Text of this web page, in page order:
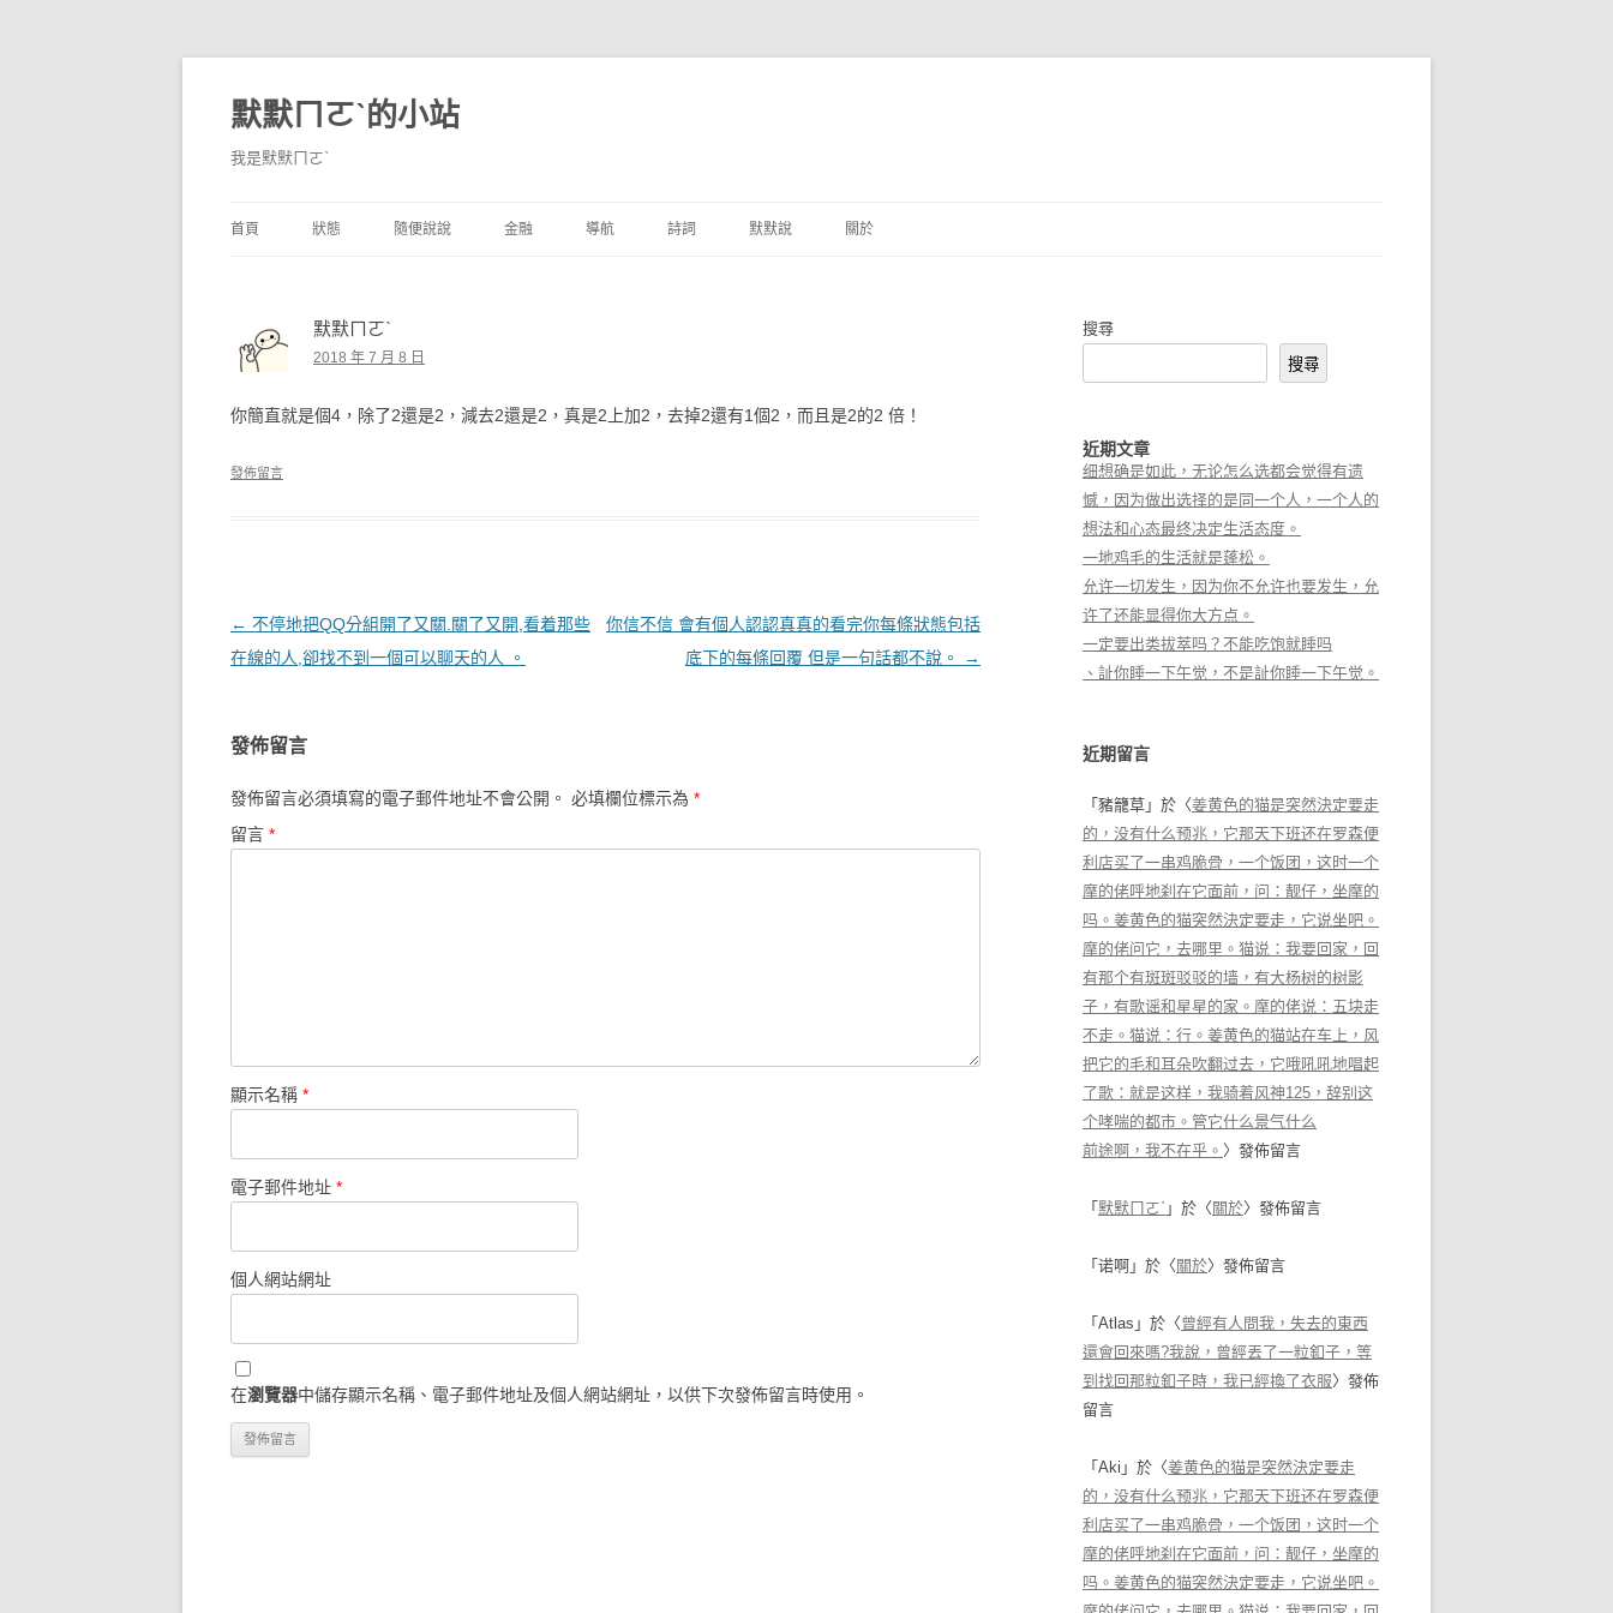
默默ㄇㄛˋ的小站
我是默默ㄇㄛˋ
首頁 狀態
獨白
隨便說說 金融
境外銀行
導航 詩詞 默默說 關於
默默ㄇㄛˋ
2018 年 7 月 8 日
你簡直就是個4，除了2還是2，減去2還是2，真是2上加2，去掉2還有1個2，而且是2的2 倍！
發佈留言
文章導覽
← 不停地把QQ分組開了又關.關了又開,看着那些
在線的人,卻找不到一個可以聊天的人 。
你信不信 會有個人認認真真的看完你每條狀態包括
底下的每條回覆 但是一句話都不說。
→
發佈留言
發佈留言必須填寫的電子郵件地址不會公開。 必填欄位標示為 *
留言 *
顯示名稱 *
電子郵件地址 *
個人網站網址
在瀏覽器中儲存顯示名稱、電子郵件地址及個人網站網址，以供下次發佈留言時使用。
搜尋
搜尋
近期文章
细想确是如此，无论怎么选都会觉得有遗
憾，因为做出选择的是同一个人，一个人的
想法和心态最终决定生活态度。
一地鸡毛的生活就是蓬松。
允许一切发生，因为你不允许也要发生，允
许了还能显得你大方点。
一定要出类拔萃吗？不能吃饱就睡吗
、訨你睡一下午觉，不是訨你睡一下午觉。
近期留言
「 豬籠草 」於〈姜黄色的猫是突然決定要走
的，没有什么预兆，它那天下班还在罗森便
利店买了一串鸡脆骨，一个饭团，这时一个
摩的佬呼地刹在它面前，问：靓仔，坐摩的
吗。姜黄色的猫突然決定要走，它说坐吧。
摩的佬问它，去哪里。猫说：我要回家，回
有那个有斑斑驳驳的墙，有大杨树的树影
子，有歌谣和星星的家。摩的佬说：五块走
不走。猫说：行。姜黄色的猫站在车上，风
把它的毛和耳朵吹翻过去，它哦吼吼地唱起
了歌：就是这样，我骑着风神125，辞别这
个哮喘的都市。管它什么景气什么
前途啊，我不在乎。 〉發佈留言
「 默默ㄇㄛˋ 」於〈 關於〉發佈留言
「 诺啊 」於〈 關於〉發佈留言
「 Atlas 」於〈曾經有人問我，失去的東西
還會回來嗎?我說，曾經丟了一粒釦子，等
到找回那粒釦子時，我已經換了衣服〉發佈
留言
「 Aki 」於〈姜黄色的猫是突然決定要走
的，没有什么预兆，它那天下班还在罗森便
利店买了一串鸡脆骨，一个饭团，这时一个
摩的佬呼地刹在它面前，问：靓仔，坐摩的
吗。姜黄色的猫突然決定要走，它说坐吧。